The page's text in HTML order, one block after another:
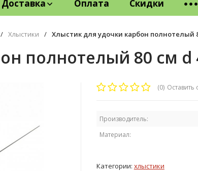
Доставка Оплата Скидки
/ Хлыстики / Хлыстик для удочки карбон полнотелый
полнотелый 80 см
(0) Оставить
Производитель:
Материал:
Категории: хлыстики